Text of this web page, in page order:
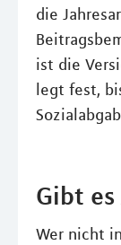
die
ist die
legt fest,
Gibt
Wer nicht